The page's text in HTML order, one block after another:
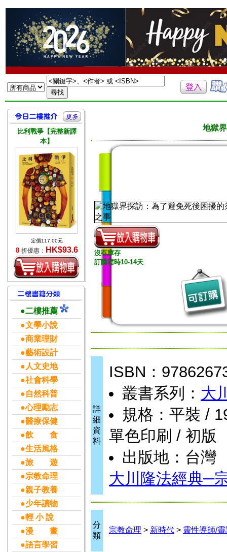
比利戰爭【完整新譯
本】
定價117.00元
8 折優惠： HK$93.6
●二樓推薦
●文學小說
●商業理財
●藝術設計
●人文史地
●社會科學
●自然科普
●心理勵志
●醫療保健
●飲 食
●生活風格
●旅 遊
●宗教命理
●親子教養
●少年讀物
●輕 小 說
●漫 畫
●語言學習
地獄
沒有庫存
訂購需時10-14天
詳
細
資
料
ISBN：
叢書系列： 大
規格：平裝 /
單色印刷 / 初版
出版地：台灣
大川隆法經典─
分
類
宗教命理 > 新時代 > 靈性導師/